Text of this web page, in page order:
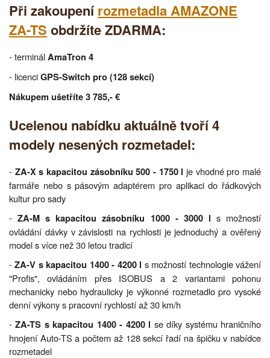
Při zakoupenírozmetadla AMAZONE
ZA-TS obdržíte ZDARMA:
- terminálAmaTron 4
- licenciGPS-Switch pro (128 sekcí)
Nákupem ušetříte 3 785,- €
Ucelenou nabídku aktuálně tvoří 4
modely nesených rozmetadel:
- ZA-X s kapacitou zásobníku 500 - 1750 l je vhodné pro malé
farmáře nebo s pásovým adaptérem pro aplikaci do řádkových
kultur pro sady
-ZA-M s kapacitou zásobníku 1000 - 3000 l s možností
ovládání dávky v závislosti na rychlosti je jednoduchý a ověřený
model s více než 30 letou tradicí
-ZA-V s kapacitou 1400 - 4200 l s možností technologie vážení
"Profis", ovládáním přes ISOBUS a 2 variantami pohonu
mechanicky nebo hydraulicky je výkonné rozmetadlo pro vysoké
denní výkony s pracovní rychlostí až 30 km/h
-ZA-TS s kapacitou 1400 - 4200 l se díky systému hraničního
hnojení Auto-TS a počtem až 128 sekcí řadí na špičku v nabídce
rozmetadel